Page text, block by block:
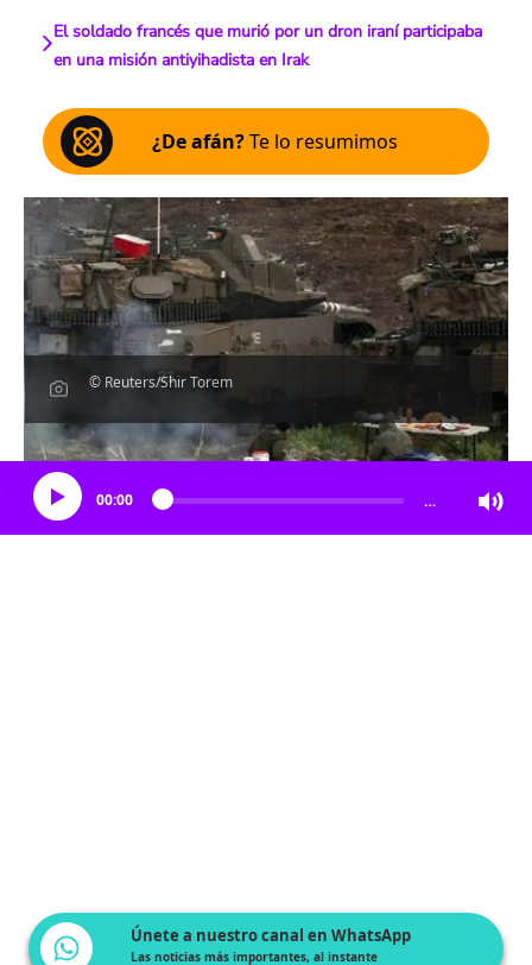
El soldado francés que murió por un dron iraní participaba
en una misión antiyihadista en Irak
¿De afán?Te lo resumimos
© Reuters/Shir Torem
Escucha el artículo
00:00 …
Únete a nuestro canal en WhatsApp
Las noticias más importantes, al instante